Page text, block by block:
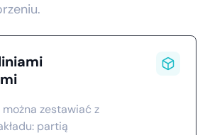
zestawiać z
partią